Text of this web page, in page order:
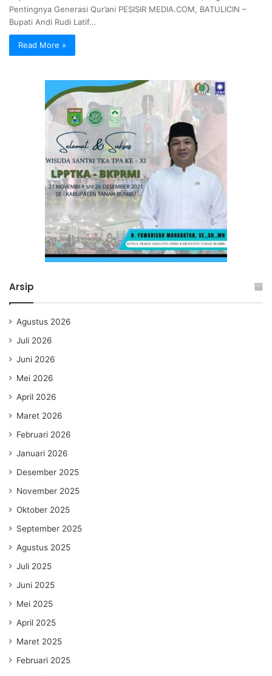
Pentingnya Generasi Qur’ani PESISIR MEDIA.COM, BATULICIN –
Bupati Andi Rudi Latif…
Read More »
Arsip
Agustus 2026
Juli 2026
Juni 2026
Mei 2026
April 2026
Maret 2026
Februari 2026
Januari 2026
Desember 2025
November 2025
Oktober 2025
September 2025
Agustus 2025
Juli 2025
Juni 2025
Mei 2025
April 2025
Maret 2025
Februari 2025